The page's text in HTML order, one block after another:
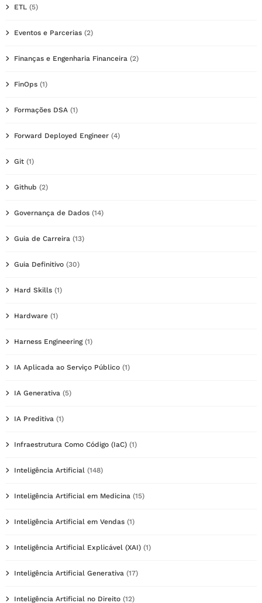
ETL (5)
Eventos e Parcerias (2)
Finanças e Engenharia Financeira (2)
FinOps (1)
Formações DSA (1)
Forward Deployed Engineer (4)
Git (1)
Github (2)
Governança de Dados (14)
Guia de Carreira (13)
Guia Definitivo (30)
Hard Skills (1)
Hardware (1)
Harness Engineering(1)
IA Aplicada ao Serviço Público (1)
IA Generativa (5)
IA Preditiva (1)
Infraestrutura Como Código (IaC) (1)
Inteligência Artificial (148)
Inteligência Artificial em Medicina (15)
Inteligência Artificial em Vendas (1)
Inteligência Artificial Explicável (XAI) (1)
Inteligência Artificial Generativa (17)
Inteligência Artificial no Direito (12)